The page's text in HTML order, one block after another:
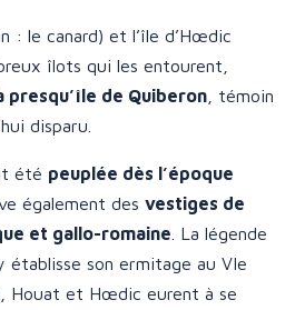
: le canard) et l’île d’Hœdic
îlots qui les entourent,
presqu’île de Quiberon , témoin
disparu.
été peuplée dès l’époque
également des vestiges de
et gallo-romaine . La légende
établisse son ermitage au VIe
Houat et Hœdic eurent à se